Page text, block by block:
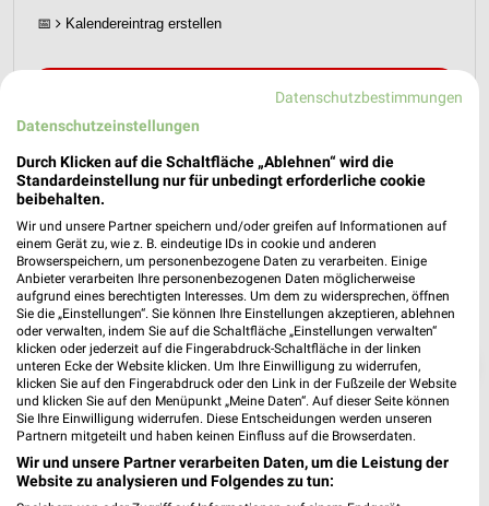
📅 Kalendereintrag erstellen
Datenschutzbestimmungen
Datenschutzeinstellungen
Durch Klicken auf die Schaltfläche „Ablehnen“ wird die
Standardeinstellung nur für unbedingt erforderliche cookie
beibehalten.
Wir und unsere Partner speichern und/oder greifen auf Informationen auf
einem Gerät zu, wie z. B. eindeutige IDs in cookie und anderen
Browserspeichern, um personenbezogene Daten zu verarbeiten. Einige
Anbieter verarbeiten Ihre personenbezogenen Daten möglicherweise
aufgrund eines berechtigten Interesses. Um dem zu widersprechen, öffnen
Sie die „Einstellungen“. Sie können Ihre Einstellungen akzeptieren, ablehnen
oder verwalten, indem Sie auf die Schaltfläche „Einstellungen verwalten“
klicken oder jederzeit auf die Fingerabdruck-Schaltfläche in der linken
unteren Ecke der Website klicken. Um Ihre Einwilligung zu widerrufen,
klicken Sie auf den Fingerabdruck oder den Link in der Fußzeile der Website
und klicken Sie auf den Menüpunkt „Meine Daten“. Auf dieser Seite können
Sie Ihre Einwilligung widerrufen. Diese Entscheidungen werden unseren
Partnern mitgeteilt und haben keinen Einfluss auf die Browserdaten.
Wir und unsere Partner verarbeiten Daten, um die Leistung der
Website zu analysieren und Folgendes zu tun: